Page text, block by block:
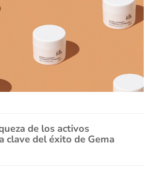
de los activos
clave del éxito de Gema